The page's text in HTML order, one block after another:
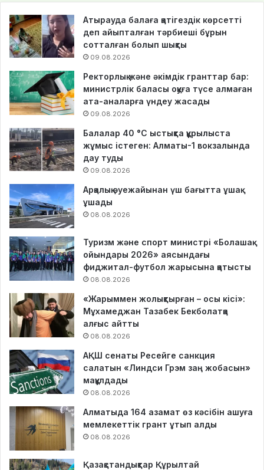
Атырауда балаға қатігездік көрсетті
деп айыпталған тәрбиеші бұрын
сотталған болып шықты
09.08.2026
Ректорлық және әкімдік гранттар бар:
министрлік баласы оқуға түсе алмаған
ата-аналарға үндеу жасады
09.08.2026
Балалар 40 °C ыстықта құрылыста
жұмыс істеген: Алматы-1 вокзалында
дау туды
09.08.2026
Арқалық әуежайынан үш бағытта ұшақ
ұшады
08.08.2026
Туризм және спорт министрі «Болашақ
ойындары 2026» аясындағы
фиджитал-футбол жарысына қатысты
08.08.2026
«Жарыммен жолықтырған – осы кісі»:
Мұхамеджан Тазабек Бекболатқа
алғыс айтты
08.08.2026
АҚШ сенаты Ресейге санкция
салатын «Линдси Грэм заң жобасын»
мақұлдады
08.08.2026
Алматыда 164 азамат өз кәсібін ашуға
мемлекеттік грант ұтып алды
08.08.2026
Қазақстандықтар Құрылтай